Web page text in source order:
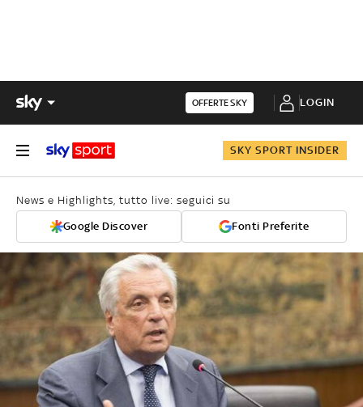
OFFERTE SKY LOGIN
SKY SPORT INSIDER
News e Highlights, tutto live: seguici su
Google Discover Fonti Preferite